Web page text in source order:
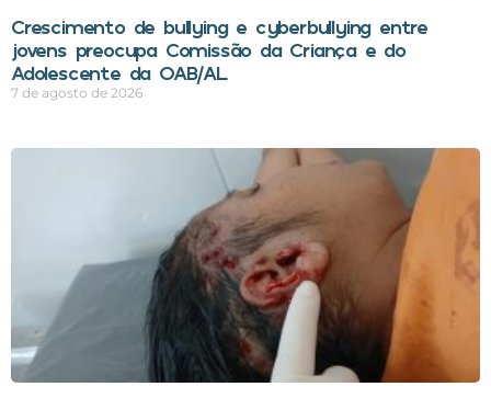
Crescimento de bullying e cyberbullying entre
jovens preocupa Comissão da Criança e do
Adolescente da OAB/AL
7 de agosto de 2026